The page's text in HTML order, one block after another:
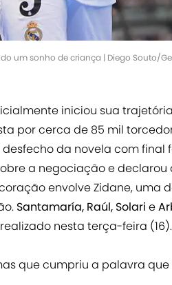
um sonho de criança | Diego Souto/
iniciou sua
por cerca de 85 mil
desfecho da novela com final
a negociação e declarou
envolve Zidane, uma
Santamaría, Raúl, Solari e
nesta terça-feira (16).
que cumpriu a palavra